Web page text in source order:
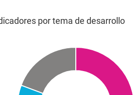
por tema de desarrollo